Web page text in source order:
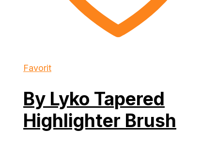
Favorit
By Lyko Tapered
Highlighter Brush